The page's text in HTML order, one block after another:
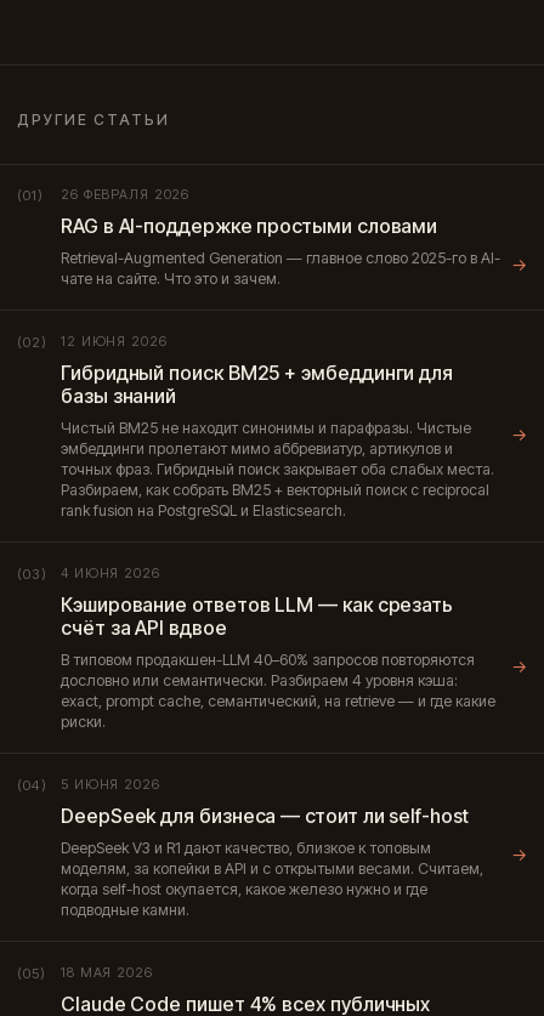
ДРУГИЕ СТАТЬИ
(01) 26 ФЕВРАЛЯ 2026
RAG в AI-поддержке простыми словами
Retrieval-Augmented Generation — главное слово 2025-го в AI-
чате на сайте. Что это и зачем.
→
(02) 12 ИЮНЯ 2026
Гибридный поиск BM25 + эмбеддинги для
базы знаний
Чистый BM25 не находит синонимы и парафразы. Чистые
эмбеддинги пролетают мимо аббревиатур, артикулов и
точных фраз. Гибридный поиск закрывает оба слабых места.
Разбираем, как собрать BM25 + векторный поиск с reciprocal
rank fusion на PostgreSQL и Elasticsearch.
→
(03) 4 ИЮНЯ 2026
Кэширование ответов LLM — как срезать
счёт за API вдвое
В типовом продакшен-LLM 40–60% запросов повторяются
дословно или семантически. Разбираем 4 уровня кэша:
exact, prompt cache, семантический, на retrieve — и где какие
риски.
→
(04) 5 ИЮНЯ 2026
DeepSeek для бизнеса — стоит ли self-host
DeepSeek V3 и R1 дают качество, близкое к топовым
моделям, за копейки в API и с открытыми весами. Считаем,
когда self-host окупается, какое железо нужно и где
подводные камни.
→
(05) 18 МАЯ 2026
Claude Code пишет 4% всех публичных